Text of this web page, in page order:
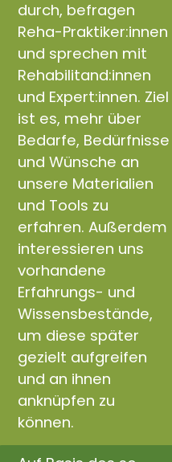
durch, befragen
Reha-Praktiker:innen
und sprechen mit
Rehabilitand:innen
und Expert:innen. Ziel
ist es, mehr über
Bedarfe, Bedürfnisse
und Wünsche an
unsere Materialien
und Tools zu
erfahren. Außerdem
interessieren uns
vorhandene
Erfahrungs- und
Wissensbestände,
um diese später
gezielt aufgreifen
und an ihnen
anknüpfen zu
können.